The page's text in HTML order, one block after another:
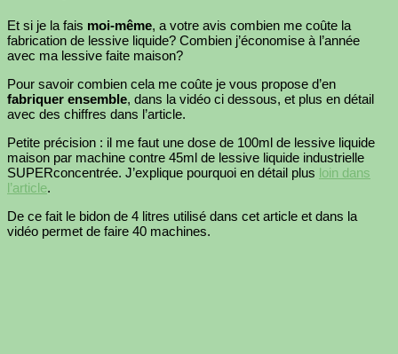
Et si je la fais moi-même, a votre avis combien me coûte la
fabrication de lessive liquide? Combien j’économise à l’année
avec ma lessive faite maison?
Pour savoir combien cela me coûte je vous propose d’en
fabriquer ensemble, dans la vidéo ci dessous, et plus en détail
avec des chiffres dans l’article.
Petite précision : il me faut une dose de 100ml de lessive liquide
maison par machine contre 45ml de lessive liquide industrielle
SUPERconcentrée. J’explique pourquoi en détail plus loin dans
l’article.
De ce fait le bidon de 4 litres utilisé dans cet article et dans la
vidéo permet de faire 40 machines.